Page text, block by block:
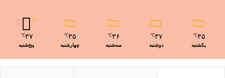
۳۵℃
یکشنبه
۳۷℃
دوشنبه
۳۶℃
سه‌شنبه
۳۵℃
چهارشنبه
۳۷℃
پنج‌شنبه